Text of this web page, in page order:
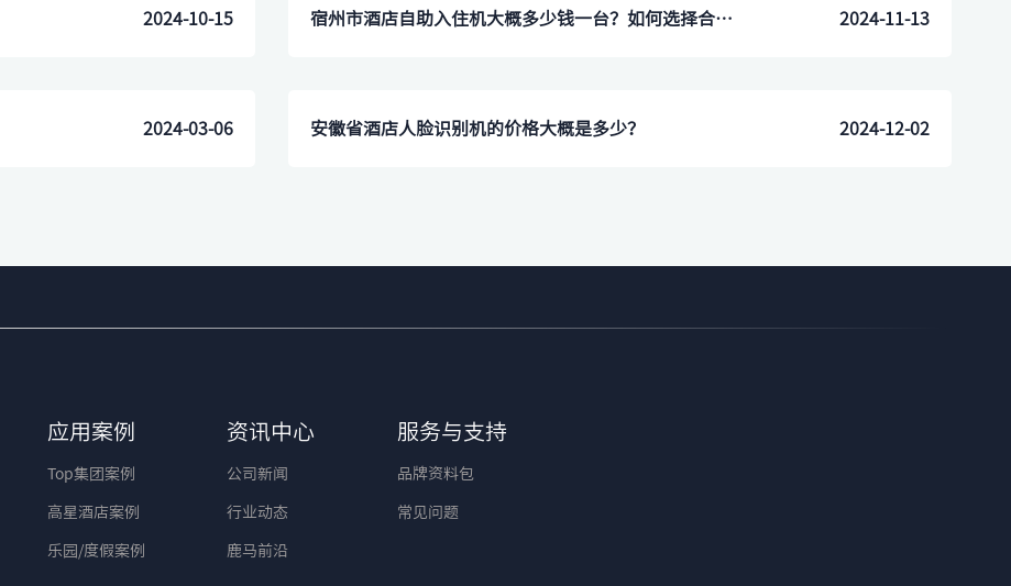
2024-10-15 宿州市酒店自助入住机大概多少钱一台？如何选择合适的型号？ 2024-11-13
2024-03-06 安徽省酒店人脸识别机的价格大概是多少？ 2024-12-02
应用案例
Top集团案例
高星酒店案例
乐园/度假案例
资讯中心
公司新闻
行业动态
鹿马前沿
服务与支持
品牌资料包
常见问题